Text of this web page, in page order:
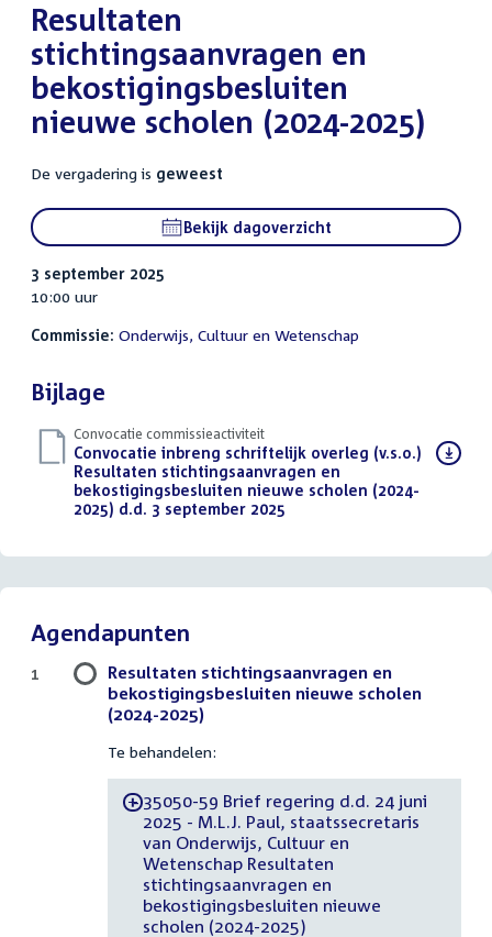
:Resultaten
stichtingsaanvragen en
bekostigingsbesluiten
nieuwe scholen (2024-2025)
De vergadering is geweest
Bekijk dagoverzicht
3 september 2025
10:00 uur
Commissie: Onderwijs, Cultuur en Wetenschap
Bijlage
Convocatie commissieactiviteit
Download
bestand:
Convocatie inbreng schriftelijk overleg (v.s.o.)
Resultaten stichtingsaanvragen en
bekostigingsbesluiten nieuwe scholen (2024-
2025) d.d. 3 september 2025
Agendapunten
Resultaten stichtingsaanvragen en
bekostigingsbesluiten nieuwe scholen
(2024-2025)
Te behandelen:
-35050-59 Brief regering d.d. 24 juni
2025 - M.L.J. Paul, staatssecretaris
van Onderwijs, Cultuur en
Wetenschap Resultaten
stichtingsaanvragen en
bekostigingsbesluiten nieuwe
scholen (2024-2025)
1